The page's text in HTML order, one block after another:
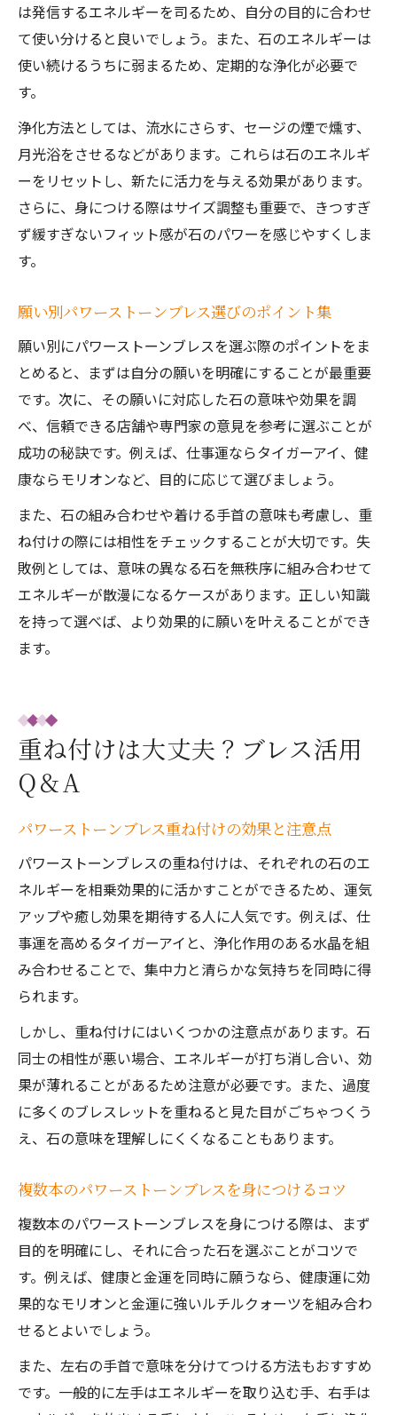
は発信するエネルギーを司るため、自分の目的に合わせ
て使い分けると良いでしょう。また、石のエネルギーは
使い続けるうちに弱まるため、定期的な浄化が必要で
す。
浄化方法としては、流水にさらす、セージの煙で燻す、
月光浴をさせるなどがあります。これらは石のエネルギ
ーをリセットし、新たに活力を与える効果があります。
さらに、身につける際はサイズ調整も重要で、きつすぎ
ず緩すぎないフィット感が石のパワーを感じやすくしま
す。
願い別パワーストーンブレス選びのポイント集
願い別にパワーストーンブレスを選ぶ際のポイントをま
とめると、まずは自分の願いを明確にすることが最重要
です。次に、その願いに対応した石の意味や効果を調
べ、信頼できる店舗や専門家の意見を参考に選ぶことが
成功の秘訣です。例えば、仕事運ならタイガーアイ、健
康ならモリオンなど、目的に応じて選びましょう。
また、石の組み合わせや着ける手首の意味も考慮し、重
ね付けの際には相性をチェックすることが大切です。失
敗例としては、意味の異なる石を無秩序に組み合わせて
エネルギーが散漫になるケースがあります。正しい知識
を持って選べば、より効果的に願いを叶えることができ
ます。
重ね付けは大丈夫？ブレス活用
Q＆A
パワーストーンブレス重ね付けの効果と注意点
パワーストーンブレスの重ね付けは、それぞれの石のエ
ネルギーを相乗効果的に活かすことができるため、運気
アップや癒し効果を期待する人に人気です。例えば、仕
事運を高めるタイガーアイと、浄化作用のある水晶を組
み合わせることで、集中力と清らかな気持ちを同時に得
られます。
しかし、重ね付けにはいくつかの注意点があります。石
同士の相性が悪い場合、エネルギーが打ち消し合い、効
果が薄れることがあるため注意が必要です。また、過度
に多くのブレスレットを重ねると見た目がごちゃつくう
え、石の意味を理解しにくくなることもあります。
複数本のパワーストーンブレスを身につけるコツ
複数本のパワーストーンブレスを身につける際は、まず
目的を明確にし、それに合った石を選ぶことがコツで
す。例えば、健康と金運を同時に願うなら、健康運に効
果的なモリオンと金運に強いルチルクォーツを組み合わ
せるとよいでしょう。
また、左右の手首で意味を分けてつける方法もおすすめ
です。一般的に左手はエネルギーを取り込む手、右手は